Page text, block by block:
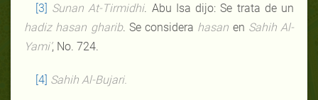
[3] Sunan At-Tirmidhi. Abu Isa dijo: Se trata de un
hadiz hasan gharib. Se considera hasan en Sahih Al-
Yami’, No. 724.
[4] Sahih Al-Bujari.